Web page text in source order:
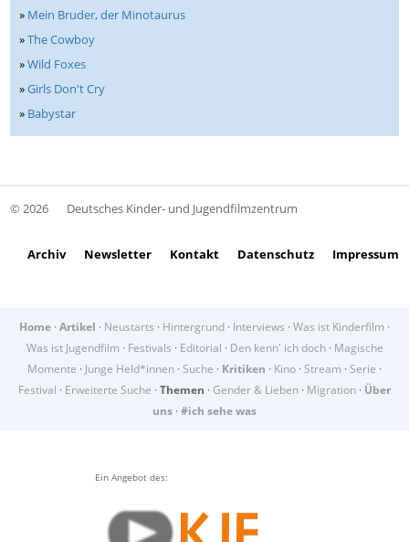
» Mein Bruder, der Minotaurus
»The Cowboy
»Wild Foxes
»Girls Don't Cry
» Babystar
© 2026 Deutsches Kinder- und Jugendfilmzentrum
Archiv Newsletter Kontakt Datenschutz Impressum
Home · Artikel · Neustarts · Hintergrund · Interviews · Was ist Kinderfilm ·
Was ist Jugendfilm · Festivals · Editorial · Den kenn' ich doch· Magische
Momente · Junge Held*innen · Suche · Kritiken · Kino · Stream · Serie ·
Festival · Erweiterte Suche · Themen · Gender & Lieben · Migration · Über
uns · #ich sehe was
Ein Angebot des: